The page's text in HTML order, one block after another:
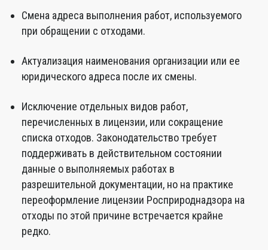
Смена адреса выполнения работ, используемого
при обращении с отходами.
Актуализация наименования организации или ее
юридического адреса после их смены.
Исключение отдельных видов работ,
перечисленных в лицензии, или сокращение
списка отходов. Законодательство требует
поддерживать в действительном состоянии
данные о выполняемых работах в
разрешительной документации, но на практике
переоформление лицензии Росприроднадзора на
отходы по этой причине встречается крайне
редко.